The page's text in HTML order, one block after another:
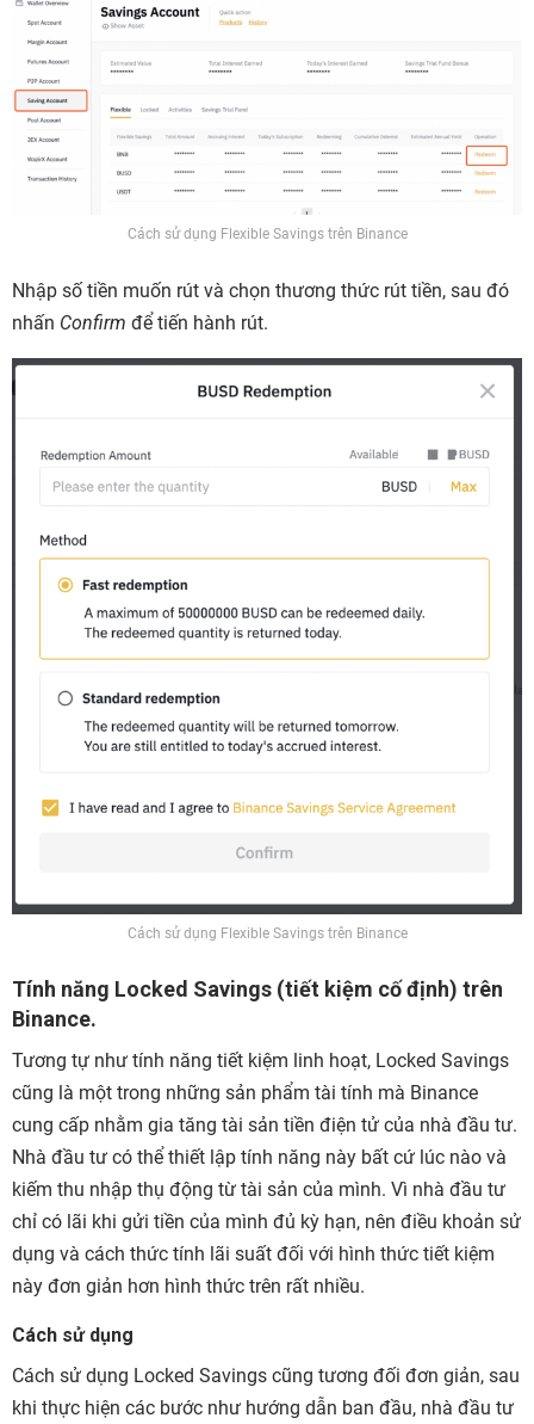
Cách sử dụng Flexible Savings trên Binance
Nhập số tiền muốn rút và chọn thương thức rút tiền, sau đó
nhấn Confirm để tiến hành rút.
Cách sử dụng Flexible Savings trên Binance
Tính năng Locked Savings (tiết kiệm cố định) trên
Binance.
Tương tự như tính năng tiết kiệm linh hoạt, Locked Savings
cũng là một trong những sản phẩm tài tính mà Binance
cung cấp nhằm gia tăng tài sản tiền điện tử của nhà đầu tư.
Nhà đầu tư có thể thiết lập tính năng này bất cứ lúc nào và
kiếm thu nhập thụ động từ tài sản của mình. Vì nhà đầu tư
chỉ có lãi khi gửi tiền của mình đủ kỳ hạn, nên điều khoản sử
dụng và cách thức tính lãi suất đối với hình thức tiết kiệm
này đơn giản hơn hình thức trên rất nhiều.
Cách sử dụng
Cách sử dụng Locked Savings cũng tương đối đơn giản, sau
khi thực hiện các bước như hướng dẫn ban đầu, nhà đầu tư